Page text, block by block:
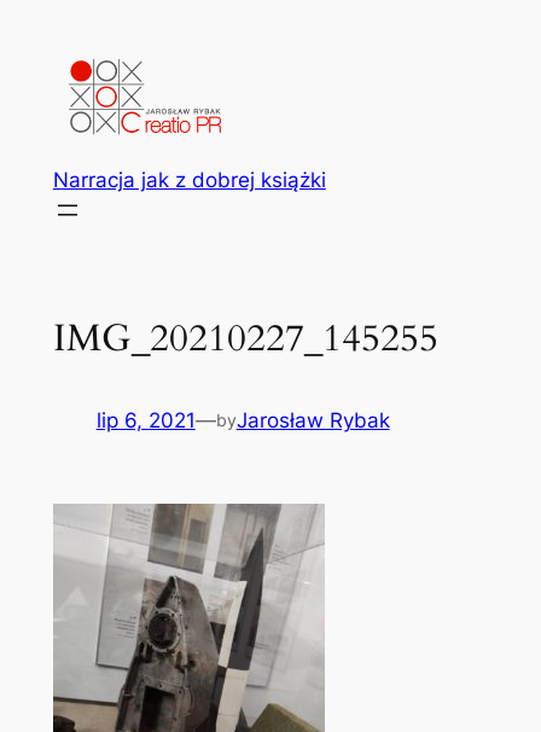
Narracja jak z dobrej książki
IMG_20210227_145255
lip 6, 2021—byJarosław Rybak